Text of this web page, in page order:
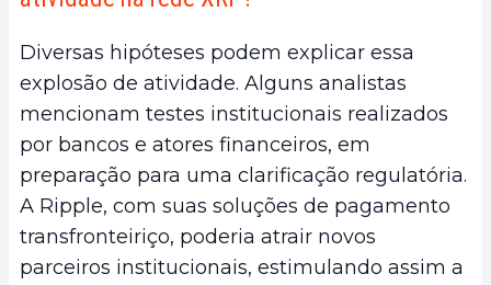
Diversas hipóteses podem explicar essa
explosão de atividade. Alguns analistas
mencionam testes institucionais realizados
por bancos e atores financeiros, em
preparação para uma clarificação regulatória.
A Ripple, com suas soluções de pagamento
transfronteiriço, poderia atrair novos
parceiros institucionais, estimulando assim a